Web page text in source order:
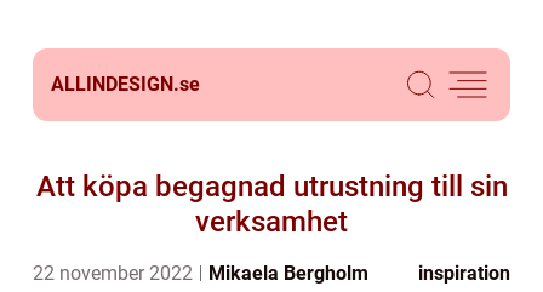
ALLINDESIGN.se
Att köpa begagnad utrustning till sin
verksamhet
22 november 2022 Mikaela Bergholm inspiration